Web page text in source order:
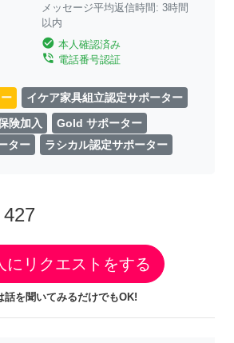
メッセージ平均返信時間: 3時間
以内
check_circle 本人確認済み
phone_in_talk 電話番号認証
イケア家具組立認定サポーター
険加入
Gold サポーター
ター
ラシカル認定サポーター
427
にリクエストをする
話を聞いてみるだけでもOK!